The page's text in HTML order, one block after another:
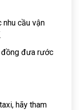
cầu vận
đồng đưa rước
hãy tham